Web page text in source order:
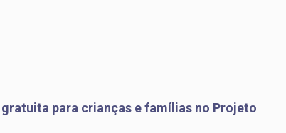
para crianças e famílias no Projeto